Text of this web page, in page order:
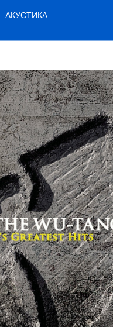
АКУСТИКА